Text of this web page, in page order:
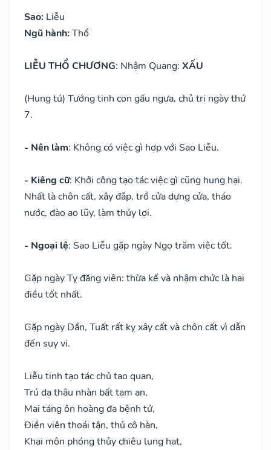
Sao: Liễu
Ngũ hành: Thổ
LIỄU THỔ CHƯƠNG: Nhậm Quang: XẤU
(Hung tú) Tướng tinh con gấu ngựa, chủ trị ngày thứ
7.
- Nên làm: Không có việc gì hợp với Sao Liễu.
- Kiêng cữ: Khởi công tạo tác việc gì cũng hung hại.
Nhất là chôn cất, xây đắp, trổ cửa dựng cửa, tháo
nước, đào ao lũy, làm thủy lợi.
- Ngoại lệ: Sao Liễu gặp ngày Ngọ trăm việc tốt.
Gặp ngày Tỵ đăng viên: thừa kế và nhậm chức là hai
điều tốt nhất.
Gặp ngày Dần, Tuất rất kỵ xây cất và chôn cất vì dẫn
đến suy vi.
Liễu tinh tạo tác chủ tao quan,
Trú dạ thâu nhàn bất tạm an,
Mai táng ôn hoàng đa bệnh tử,
Điền viên thoái tận, thủ cô hàn,
Khai môn phóng thủy chiêu lung hạt,